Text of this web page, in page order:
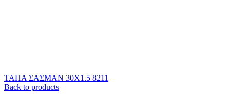
ΤΑΠΑ ΣΑΣΜΑΝ 30Χ1.5 8211
Back to products